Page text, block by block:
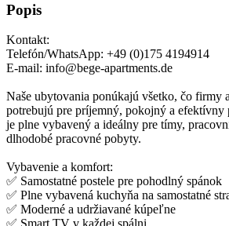
Popis
Kontakt:
Telefón/WhatsApp: +49 (0)175 4194914
E-mail: info@bege-apartments.de
Naše ubytovania ponúkajú všetko, čo firmy
potrebujú pre príjemný, pokojný a efektívny
je plne vybavený a ideálny pre tímy,
dlhodobé pracovné pobyty.
Vybavenie a komfort:
✅ Samostatné postele pre pohodlný spánok
✅ Plne vybavená kuchyňa na samostatné
✅ Moderné a udržiavané kúpeľne